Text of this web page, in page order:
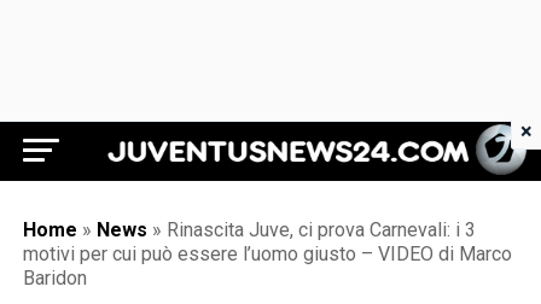
Juventus News 24
Home » News » Rinascita Juve, ci prova Carnevali: i 3
motivi per cui può essere l’uomo giusto – VIDEO di Marco
Baridon
×